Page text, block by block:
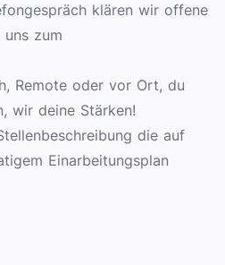
klären wir offene
uns zum
Remote oder vor Ort, du
wir deine Stärken!
die auf
Einarbeitungsplan